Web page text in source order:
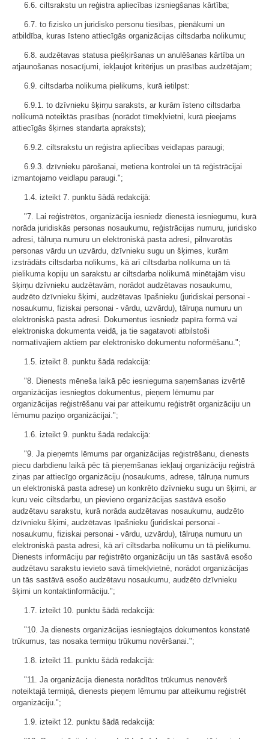
6.6. ciltsrakstu un reģistra apliecības izsniegšanas kārtība;
6.7. to fizisko un juridisko personu tiesības, pienākumi un
atbildība, kuras īsteno attiecīgās organizācijas ciltsdarba nolikumu;
6.8. audzētavas statusa piešķiršanas un anulēšanas kārtība un
atjaunošanas nosacījumi, iekļaujot kritērijus un prasības audzētājam;
6.9. ciltsdarba nolikuma pielikums, kurā ietilpst:
6.9.1. to dzīvnieku šķirņu saraksts, ar kurām īsteno ciltsdarba
nolikumā noteiktās prasības (norādot tīmekļvietni, kurā pieejams
attiecīgās šķirnes standarta apraksts);
6.9.2. ciltsrakstu un reģistra apliecības veidlapas paraugi;
6.9.3. dzīvnieku pārošanai, metiena kontrolei un tā reģistrācijai
izmantojamo veidlapu paraugi.";
1.4. izteikt 7. punktu šādā redakcijā:
"7. Lai reģistrētos, organizācija iesniedz dienestā iesniegumu, kurā
norāda juridiskās personas nosaukumu, reģistrācijas numuru, juridisko
adresi, tālruņa numuru un elektroniskā pasta adresi, pilnvarotās
personas vārdu un uzvārdu, dzīvnieku sugu un šķirnes, kurām
izstrādāts ciltsdarba nolikums, kā arī ciltsdarba nolikuma un tā
pielikuma kopiju un sarakstu ar ciltsdarba nolikumā minētajām visu
šķirņu dzīvnieku audzētavām, norādot audzētavas nosaukumu,
audzēto dzīvnieku šķirni, audzētavas īpašnieku (juridiskai personai -
nosaukumu, fiziskai personai - vārdu, uzvārdu), tālruņa numuru un
elektroniskā pasta adresi. Dokumentus iesniedz papīra formā vai
elektroniska dokumenta veidā, ja tie sagatavoti atbilstoši
normatīvajiem aktiem par elektronisko dokumentu noformēšanu.";
1.5. izteikt 8. punktu šādā redakcijā:
"8. Dienests mēneša laikā pēc iesnieguma saņemšanas izvērtē
organizācijas iesniegtos dokumentus, pieņem lēmumu par
organizācijas reģistrēšanu vai par atteikumu reģistrēt organizāciju un
lēmumu paziņo organizācijai.";
1.6. izteikt 9. punktu šādā redakcijā:
"9. Ja pieņemts lēmums par organizācijas reģistrēšanu, dienests
piecu darbdienu laikā pēc tā pieņemšanas iekļauj organizāciju reģistrā
ziņas par attiecīgo organizāciju (nosaukums, adrese, tālruņa numurs
un elektroniskā pasta adrese) un konkrēto dzīvnieku sugu un šķirni, ar
kuru veic ciltsdarbu, un pievieno organizācijas sastāvā esošo
audzētavu sarakstu, kurā norāda audzētavas nosaukumu, audzēto
dzīvnieku šķirni, audzētavas īpašnieku (juridiskai personai -
nosaukumu, fiziskai personai - vārdu, uzvārdu), tālruņa numuru un
elektroniskā pasta adresi, kā arī ciltsdarba nolikumu un tā pielikumu.
Dienests informāciju par reģistrēto organizāciju un tās sastāvā esošo
audzētavu sarakstu ievieto savā tīmekļvietnē, norādot organizācijas
un tās sastāvā esošo audzētavu nosaukumu, audzēto dzīvnieku
šķirni un kontaktinformāciju.";
1.7. izteikt 10. punktu šādā redakcijā:
"10. Ja dienests organizācijas iesniegtajos dokumentos konstatē
trūkumus, tas nosaka termiņu trūkumu novēršanai.";
1.8. izteikt 11. punktu šādā redakcijā:
"11. Ja organizācija dienesta norādītos trūkumus nenovērš
noteiktajā termiņā, dienests pieņem lēmumu par atteikumu reģistrēt
organizāciju.";
1.9. izteikt 12. punktu šādā redakcijā: